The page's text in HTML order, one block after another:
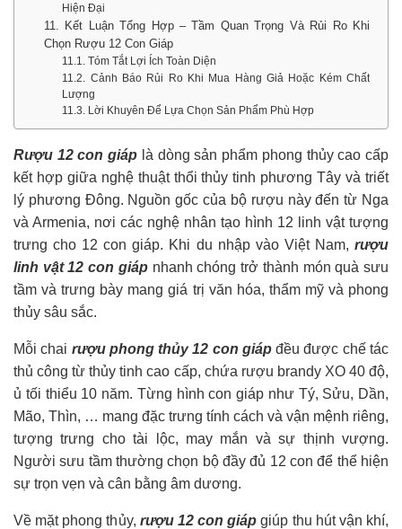
Hiện Đại
11. Kết Luận Tổng Hợp – Tầm Quan Trọng Và Rủi Ro Khi
Chọn Rượu 12 Con Giáp
11.1. Tóm Tắt Lợi Ích Toàn Diện
11.2. Cảnh Báo Rủi Ro Khi Mua Hàng Giả Hoặc Kém Chất
Lượng
11.3. Lời Khuyên Để Lựa Chọn Sản Phẩm Phù Hợp
Rượu 12 con giáp là dòng sản phẩm phong thủy cao cấp
kết hợp giữa nghệ thuật thổi thủy tinh phương Tây và triết
lý phương Đông. Nguồn gốc của bộ rượu này đến từ Nga
và Armenia, nơi các nghệ nhân tạo hình 12 linh vật tượng
trưng cho 12 con giáp. Khi du nhập vào Việt Nam, rượu
linh vật 12 con giápnhanh chóng trở thành món quà sưu
tầm và trưng bày mang giá trị văn hóa, thẩm mỹ và phong
thủy sâu sắc.
Mỗi chai rượu phong thủy 12 con giápđều được chế tác
thủ công từ thủy tinh cao cấp, chứa rượu brandy XO 40 độ,
ủ tối thiểu 10 năm. Từng hình con giáp như Tý, Sửu, Dần,
Mão, Thìn, … mang đặc trưng tính cách và vận mệnh riêng,
tượng trưng cho tài lộc, may mắn và sự thịnh vượng.
Người sưu tầm thường chọn bộ đầy đủ 12 con để thể hiện
sự trọn vẹn và cân bằng âm dương.
Về mặt phong thủy, rượu 12 con giáp giúp thu hút vận khí,